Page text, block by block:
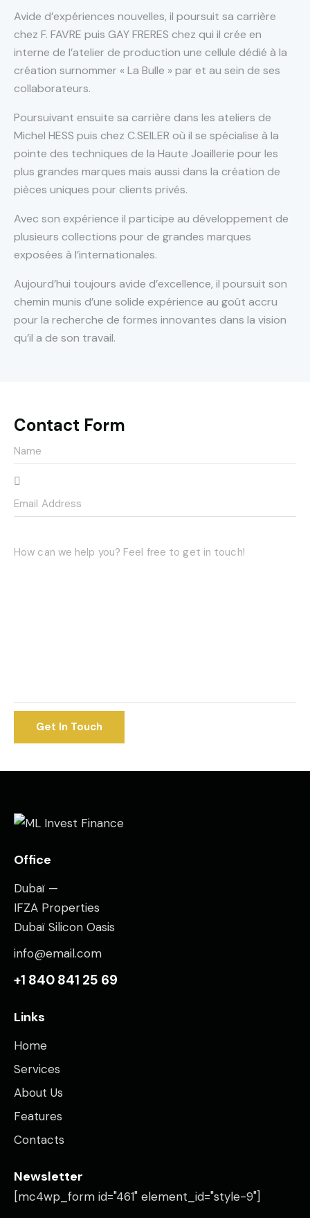
Avide d’expériences nouvelles, il poursuit sa carrière
chez F. FAVRE puis GAY FRERES chez qui il crée en
interne de l’atelier de production une cellule dédié à la
création surnommer « La Bulle » par et au sein de ses
collaborateurs.
Poursuivant ensuite sa carrière dans les ateliers de
Michel HESS puis chez C.SEILER où il se spécialise à la
pointe des techniques de la Haute Joaillerie pour les
plus grandes marques mais aussi dans la création de
pièces uniques pour clients privés.
Avec son expérience il participe au développement de
plusieurs collections pour de grandes marques
exposées à l’internationales.
Aujourd’hui toujours avide d’excellence, il poursuit son
chemin munis d’une solide expérience au goût accru
pour la recherche de formes innovantes dans la vision
qu’il a de son travail.
Contact Form
Office
Dubaï —
IFZA Properties
Dubaï Silicon Oasis
info@email.com
+1 840 841 25 69
Links
Home
Services
About Us
Features
Contacts
Newsletter
[mc4wp_form id="461" element_id="style-9"]